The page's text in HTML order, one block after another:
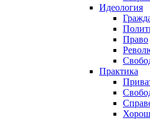
Идеология
Право
Практика